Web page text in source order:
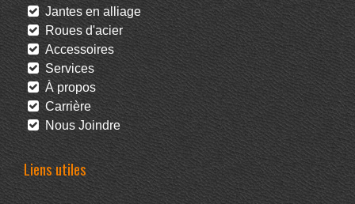
Jantes en alliage
Roues d'acier
Accessoires
Services
À propos
Carrière
Nous Joindre
Liens utiles